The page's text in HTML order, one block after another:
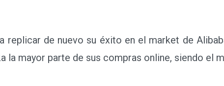
replicar de nuevo su éxito en el market de
la mayor parte de sus compras online, siendo el